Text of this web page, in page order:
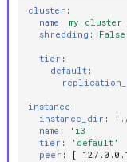
cluster :
name :
my_cluster
shredding : False
tier :
default :
instance :
instance_dir :
name :
'i3'
tier :
'default'
peer : [ 127.0.0.1